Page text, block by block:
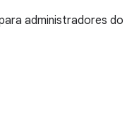
administradores do